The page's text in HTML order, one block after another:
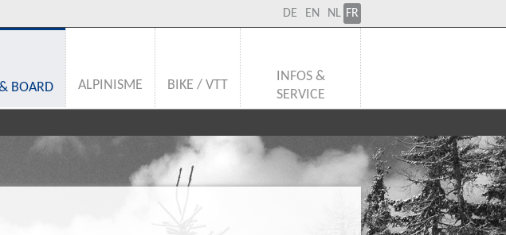
DE EN FR
NL
BOARD ALPINISME BIKE / VTT
INFOS &
SERVICE